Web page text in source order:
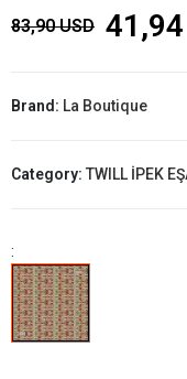
83,90 USD
Brand: La Boutique
Category: TWILL İPEK
: